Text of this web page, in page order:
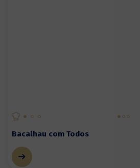
Bacalhau com Todos